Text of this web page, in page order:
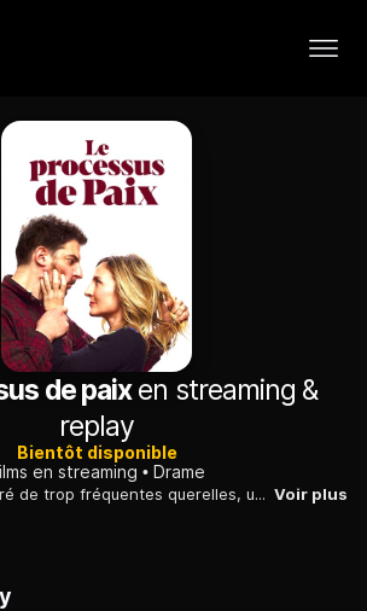
de paixen streaming &
replay
Bientôt disponible
en streaming
Drame
Très amoureux malgré de trop fréquentes querelles, un couple établit une charte de règles à respecter pour s'éviter une douloureuse séparation. Voir plus